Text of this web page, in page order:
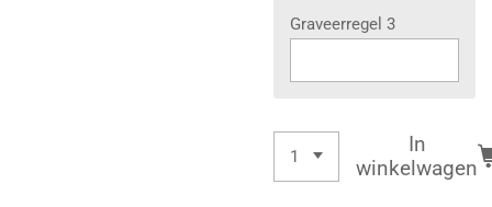
Graveerregel 3
In
winkelwagen